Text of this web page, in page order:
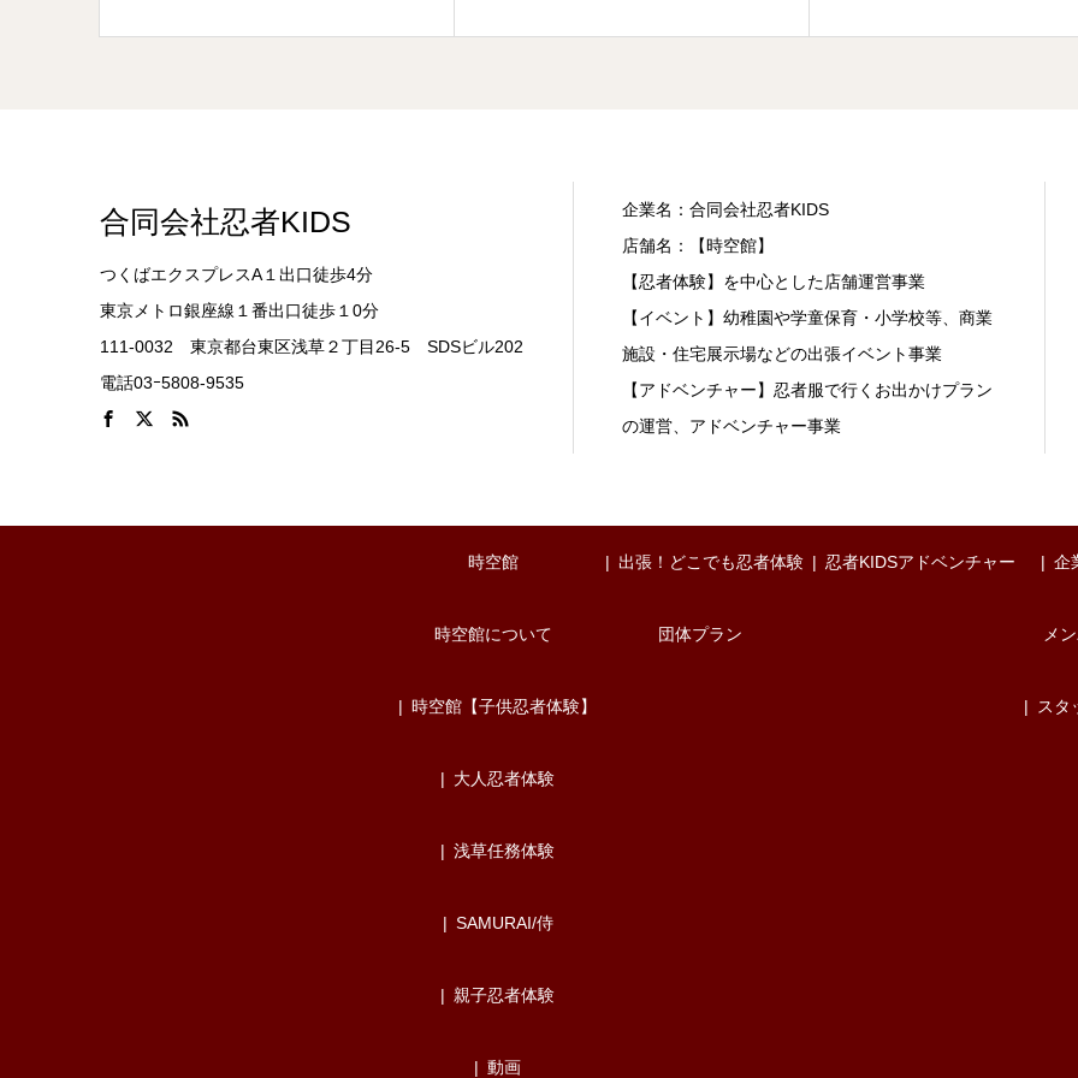
合同会社忍者KIDS
つくばエクスプレスA１出口徒歩4分
東京メトロ銀座線１番出口徒歩１0分
111-0032 東京都台東区浅草２丁目26-5 SDSビル202
電話03ｰ5808-9535
企業名：合同会社忍者KIDS
店舗名：【時空館】
【忍者体験】を中心とした店舗運営事業
【イベント】幼稚園や学童保育・小学校等、商業
施設・住宅展示場などの出張イベント事業
【アドベンチャー】忍者服で行くお出かけプラン
の運営、アドベンチャー事業
時空館
時空館について
時空館【子供忍者体験】
大人忍者体験
浅草任務体験
SAMURAI/侍
親子忍者体験
動画
出張！どこでも忍者体験
団体プラン
忍者KIDSアドベンチャー 企
メ
スタ